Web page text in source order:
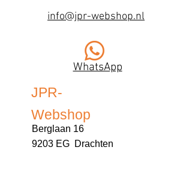
info@jpr-webshop.nl
WhatsApp
JPR-
Webshop
Berglaan 16
9203 EG Drachten